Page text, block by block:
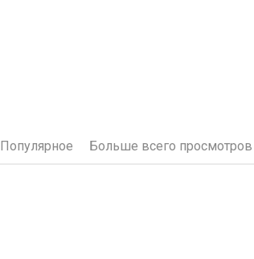
Популярное Больше всего просмотров